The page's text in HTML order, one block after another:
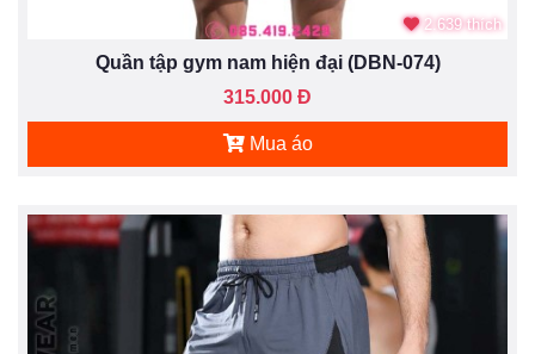
2.639 thích
Quần tập gym nam hiện đại (DBN-074)
315.000 Đ
Mua áo